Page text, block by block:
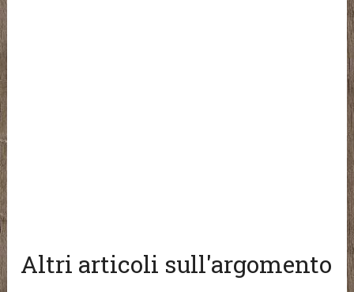
Altri articoli sull'argomento